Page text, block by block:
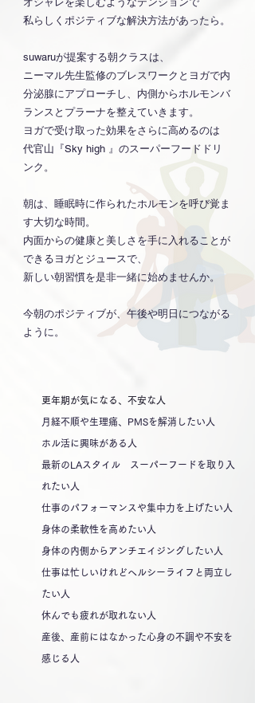
私らしくポジティブな解決方法があったら。
suwaruが提案する朝クラスは、
ニーマル先生監修のブレスワークとヨガで内
分泌腺にアプローチし、内側からホルモンバ
ランスとプラーナを整えていきます。
ヨガで受け取った効果をさらに高めるのは
代官山『Sky high 』のスーパーフードドリ
ンク。
朝は、睡眠時に作られたホルモンを呼び覚ま
す大切な時間。
内面からの健康と美しさを手に入れることが
できるヨガとジュースで、
新しい朝習慣を是非一緒に始めませんか。
今朝のポジティブが、午後や明日につながる
ように。
更年期が気になる、不安な人
月経不順や生理痛、PMSを解消したい人
ホル活に興味がある人
最新のLAスタイル スーパーフードを取り入
れたい人
仕事のパフォーマンスや集中力を上げたい人
身体の柔軟性を高めたい人
身体の内側からアンチエイジングしたい人
仕事は忙しいけれどヘルシーライフと両立し
たい人
休んでも疲れが取れない人
産後、産前にはなかった心身の不調や不安を
感じる人